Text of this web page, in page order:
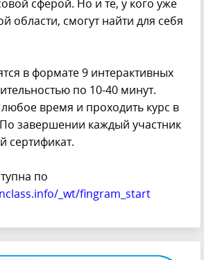
сферой. Но и те, у кого уже
области, смогут найти для себя
в формате 9 интерактивных
по 10-40 минут.
время и проходить курс в
завершении каждый участник
сертификат.
по
_wt/fingram_start